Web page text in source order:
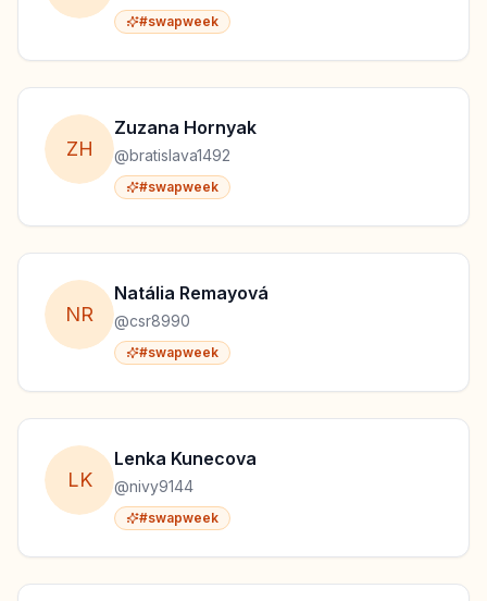
#swapweek
ZH
Zuzana Hornyak
@bratislava1492
#swapweek
NR
Natália Remayová
@csr8990
#swapweek
LK
Lenka Kunecova
@nivy9144
#swapweek